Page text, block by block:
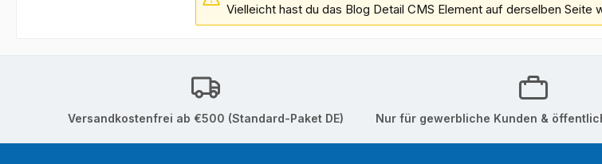
Vielleicht hast du das Blog Detail CMS Element auf derselben Seite
Versandkostenfrei ab €500 (Standard-Paket DE) Nur für gewerbliche Kunden &